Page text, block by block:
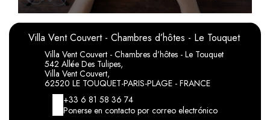
Villa Vent Couvert - Chambres d’hôtes - Le Touquet
Villa Vent Couvert - Chambres d’hôtes - Le Touquet
542 Allée Des Tulipes,
Villa Vent Couvert,
62520 LE TOUQUET-PARIS-PLAGE - FRANCE
+33 6 81 58 36 74
Ponerse en contacto por correo electrónico